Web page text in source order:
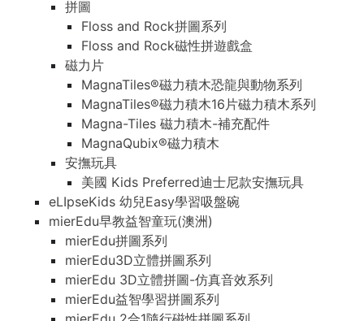
拼圖
Floss and Rock拼圖系列
Floss and Rock磁性拼遊戲盒
磁力片
MagnaTiles®磁力積木恐龍與動物系列
MagnaTiles®磁力積木16片磁力積木系列
Magna-Tiles 磁力積木-補充配件
MagnaQubix®磁力積木
安撫玩具
美國 Kids Preferred迪士尼款安撫玩具
eLIpseKids 幼兒Easy學習吸盤碗
mierEdu早教益智童玩(澳洲)
mierEdu拼圖系列
mierEdu3D立體拼圖系列
mierEdu 3D立體拼圖-仿真音效系列
mierEdu益智學習拼圖系列